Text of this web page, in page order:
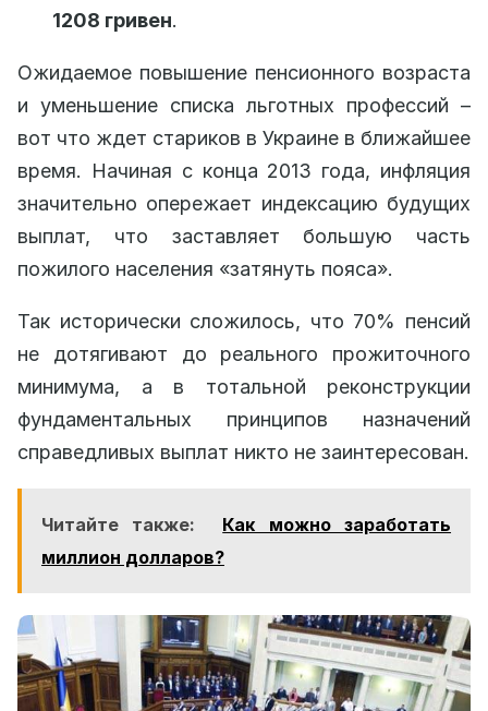
1208 гривен.
Ожидаемое повышение пенсионного возраста
и уменьшение списка льготных профессий –
вот что ждет стариков в Украине в ближайшее
время. Начиная с конца 2013 года, инфляция
значительно опережает индексацию будущих
выплат, что заставляет большую часть
пожилого населения «затянуть пояса».
Так исторически сложилось, что 70% пенсий
не дотягивают до реального прожиточного
минимума, а в тотальной реконструкции
фундаментальных принципов назначений
справедливых выплат никто не заинтересован.
Читайте также:
Как можно заработать
миллион долларов?